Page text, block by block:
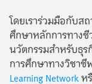
โดยเราร่วมมือกับส
ศึกษาหลักการทาง
นวัตกรรมสำหรับธุ
การศึกษาทางวิชาชี
Learning Networkห